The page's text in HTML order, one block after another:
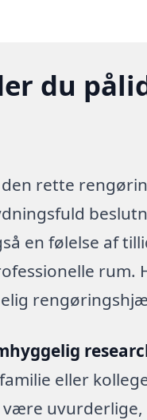
du
rette
en følelse af
rum.
eller